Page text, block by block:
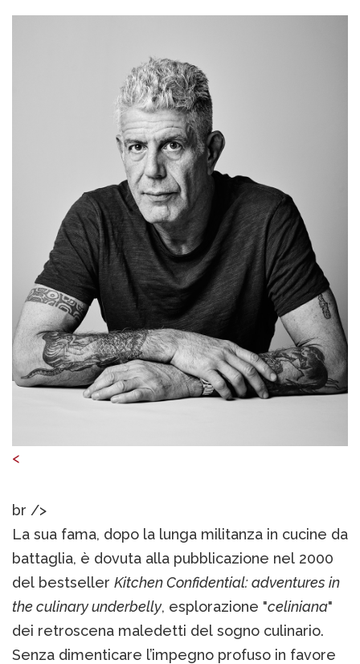
<
br />
La sua fama, dopo la lunga militanza in cucine da
battaglia, è dovuta alla pubblicazione nel 2000
del bestseller Kitchen Confidential: adventures in
the culinary underbelly, esplorazione "celiniana"
dei retroscena maledetti del sogno culinario.
Senza dimenticare l’impegno profuso in favore